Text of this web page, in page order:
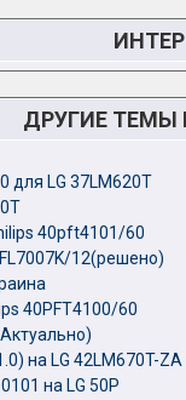
ДРУГИЕ ТЕМЫ
для LG 37LM620T
40pft4101/60
12(решено)
40PFT4100/60
на LG 42LM670T-ZA
на LG 50P